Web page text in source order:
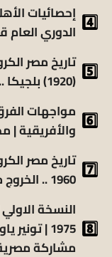
إحصائيات
الدوري العام قبل
(1920) بلجيكا .. من هنا كانت البداية
مواجهات
والأفريقية |
1960 .. الخروج من دور المجموعات لأول مرة
النسخة
1975 |
مشاركة